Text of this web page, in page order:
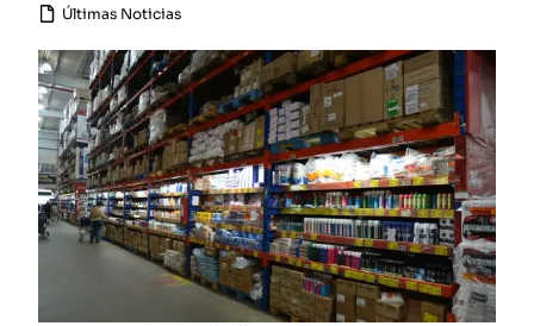
Últimas Noticias